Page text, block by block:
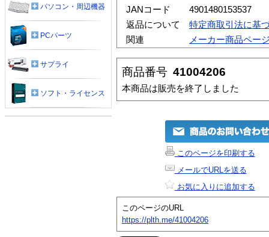
JANコード
4901480153537
返品について
特定商取引法に基
関連
メーカー商品ペー
商品番号 41004206
本商品は販売を終了しました
このページを印刷する
メールでURLを送る
お気に入りに追加する
このページのURL
https://plth.me/41004206
パソコン・周辺機器
PCパーツ
サプライ
ソフト・ライセンス